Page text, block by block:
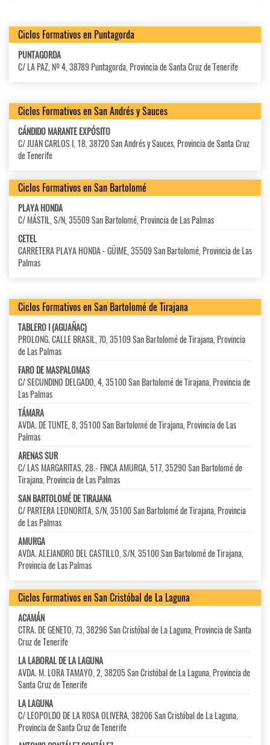
Ciclos Formativos en Puntagorda
PUNTAGORDA
C/ LA PAZ, Nº 4, 38789 Puntagorda, Provincia de Santa Cruz de Tenerife
Ciclos Formativos en San Andrés y Sauces
CÁNDIDO MARANTE EXPÓSITO
C/ JUAN CARLOS I, 18, 38720 San Andrés y Sauces, Provincia de Santa Cruz
de Tenerife
Ciclos Formativos en San Bartolomé
PLAYA HONDA
C/ MÁSTIL, S/N, 35509 San Bartolomé, Provincia de Las Palmas
CETEL
CARRETERA PLAYA HONDA - GÜIME, 35509 San Bartolomé, Provincia de Las
Palmas
Ciclos Formativos en San Bartolomé de Tirajana
TABLERO I (AGUAÑAC)
PROLONG. CALLE BRASIL, 70, 35109 San Bartolomé de Tirajana, Provincia
de Las Palmas
FARO DE MASPALOMAS
C/ SECUNDINO DELGADO, 4, 35100 San Bartolomé de Tirajana, Provincia de
Las Palmas
TÁMARA
AVDA. DE TUNTE, 8, 35100 San Bartolomé de Tirajana, Provincia de Las
Palmas
ARENAS SUR
C/ LAS MARGARITAS, 28.- FINCA AMURGA, 517, 35290 San Bartolomé de
Tirajana, Provincia de Las Palmas
SAN BARTOLOMÉ DE TIRAJANA
C/ PARTERA LEONORITA, S/N, 35100 San Bartolomé de Tirajana, Provincia
de Las Palmas
AMURGA
AVDA. ALEJANDRO DEL CASTILLO, S/N, 35100 San Bartolomé de Tirajana,
Provincia de Las Palmas
Ciclos Formativos en San Cristóbal de La Laguna
ACAMÁN
CTRA. DE GENETO, 73, 38296 San Cristóbal de La Laguna, Provincia de Santa
Cruz de Tenerife
LA LABORAL DE LA LAGUNA
AVDA. M. LORA TAMAYO, 2, 38205 San Cristóbal de La Laguna, Provincia de
Santa Cruz de Tenerife
LA LAGUNA
C/ LEOPOLDO DE LA ROSA OLIVERA, 38206 San Cristóbal de La Laguna,
Provincia de Santa Cruz de Tenerife